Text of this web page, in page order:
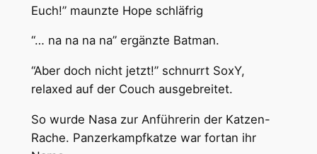
Euch!” maunzte Hope schläfrig
“… na na na na” ergänzte Batman.
“Aber doch nicht jetzt!” schnurrt SoxY,
relaxed auf der Couch ausgebreitet.
So wurde Nasa zur Anführerin der Katzen-
Rache. Panzerkampfkatze war fortan ihr